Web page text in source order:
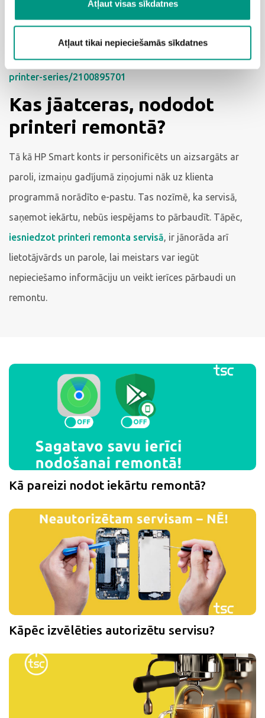
Atļaut visas sīkdatnes
Atļaut tikai nepieciešamās sīkdatnes
https://support.hp.com/lv-en/product/setup-user-
guides/hp-laserjet-pro-4001-4004ne-dne-dwe-hp-
printer-series/2100895701
Kas jāatceras, nododot
printeri remontā?
Tā kā HP Smart konts ir personificēts un aizsargāts ar
paroli, izmaiņu gadījumā ziņojumi nāk uz klienta
programmā norādīto e-pastu. Tas nozīmē, ka servisā,
saņemot iekārtu, nebūs iespējams to pārbaudīt. Tāpēc,
iesniedzot printeri remonta servisā, ir jānorāda arī
lietotājvārds un parole, lai meistars var iegūt
nepieciešamo informāciju un veikt ierīces pārbaudi un
remontu.
Kā pareizi nodot iekārtu remontā?
Kāpēc izvēlēties autorizētu servisu?